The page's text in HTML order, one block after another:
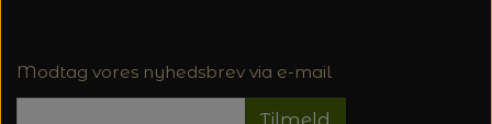
Modtag vores nyhedsbrev via e-mail
Tilmeld